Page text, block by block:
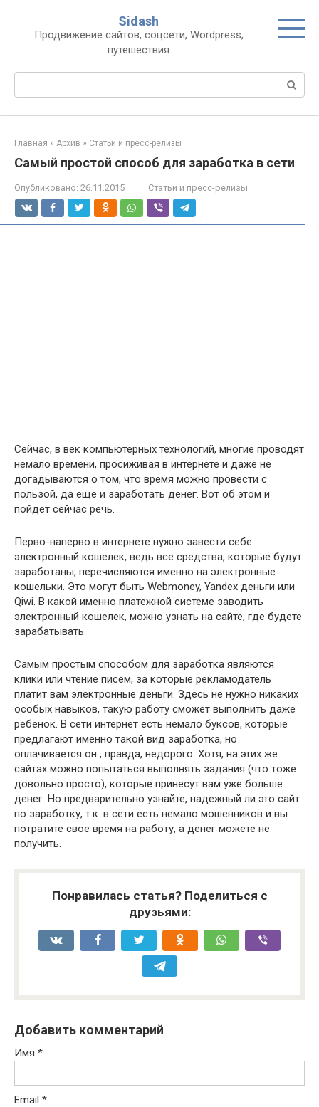
контенту
Sidash
Продвижение сайтов, соцсети, Wordpress,
путешествия
Главная » Архив » Статьи и пресс-релизы
Самый простой способ для заработка в сети
Опубликовано: 26.11.2015 Статьи и пресс-релизы
Сейчас, в век компьютерных технологий, многие проводят
немало времени, просиживая в интернете и даже не
догадываются о том, что время можно провести с
пользой, да еще и заработать денег. Вот об этом и
пойдет сейчас речь.
Перво-наперво в интернете нужно завести себе
электронный кошелек, ведь все средства, которые будут
заработаны, перечисляются именно на электронные
кошельки. Это могут быть Webmoney, Yandex деньги или
Qiwi. В какой именно платежной системе заводить
электронный кошелек, можно узнать на сайте, где будете
зарабатывать.
Самым простым способом для заработка являются
клики или чтение писем, за которые рекламодатель
платит вам электронные деньги. Здесь не нужно никаких
особых навыков, такую работу сможет выполнить даже
ребенок. В сети интернет есть немало буксов, которые
предлагают именно такой вид заработка, но
оплачивается он , правда, недорого. Хотя, на этих же
сайтах можно попытаться выполнять задания (что тоже
довольно просто), которые принесут вам уже больше
денег. Но предварительно узнайте, надежный ли это сайт
по заработку, т.к. в сети есть немало мошенников и вы
потратите свое время на работу, а денег можете не
получить.
Понравилась статья? Поделиться с
друзьями:
Добавить комментарий
Имя *
Email *